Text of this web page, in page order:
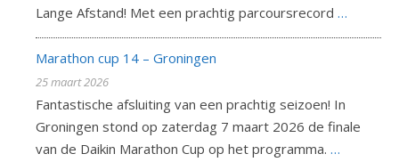
Lange Afstand! Met een prachtig parcoursrecord …
Marathon cup 14 – Groningen
25 maart 2026
Fantastische afsluiting van een prachtig seizoen! In
Groningen stond op zaterdag 7 maart 2026 de finale
van de Daikin Marathon Cup op het programma. …